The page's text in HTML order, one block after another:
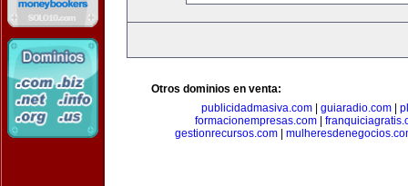
Otros dominios en venta:
publicidadmasiva.com
guiaradio.com
formacionempresas.com|
gestionrecursos.com|